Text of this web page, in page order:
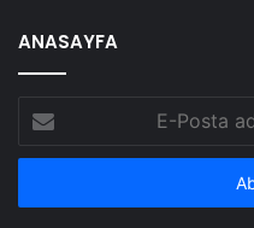
ANASAYFA
Posta
adresinizi